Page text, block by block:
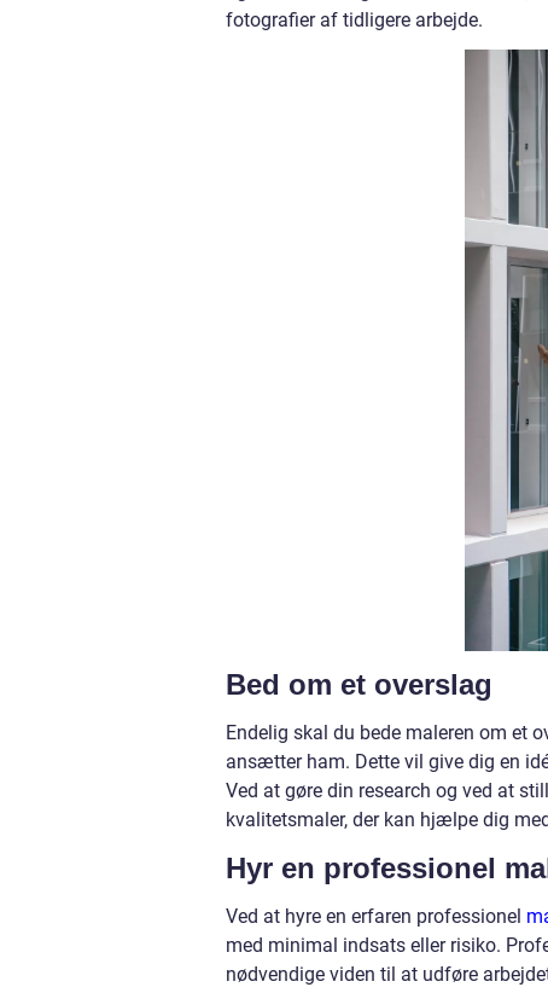
fotografier af tidligere arbejde.
Bed om et overslag
Endelig skal du bede maleren om et
ansætter ham. Dette vil give dig en
Ved at gøre din research og ved at
kvalitetsmaler, der kan hjælpe dig
Hyr en professionel
Ved at hyre en erfaren professionel
med minimal indsats eller risiko.
nødvendige viden til at udføre